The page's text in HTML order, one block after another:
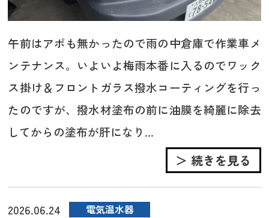
午前はアポも無かったので雨の中倉庫で作業車メ
ンテナンス。いよいよ梅雨本番に入るのでワック
ス掛け＆フロントガラス撥水コーティングを行っ
たのですが、撥水材塗布の前に油膜を綺麗に除去
してからの塗布が肝になり...
＞ 続きを見る
2026.06.24 電気温水器